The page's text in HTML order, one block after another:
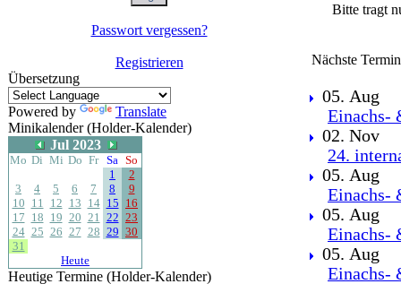
Passwort vergessen?
Registrieren
Übersetzung
Powered by
Translate
Minikalender (Holder-Kalender)
Jul 2023
Mo Di Mi Do Fr Sa So
1
2
3
4 5 6 7 8
9
10 11 12 13 14 15 16
17 18 19 20 21 22 23
24 25 26 27 28 29 30
31
Heute
Heutige Termine (Holder-Kalender)
Bitte tragt
Nächste
05. Aug
Einachs-
02. Nov
24.
05. Aug
Einachs-
05. Aug
Einachs-
05. Aug
Einachs-